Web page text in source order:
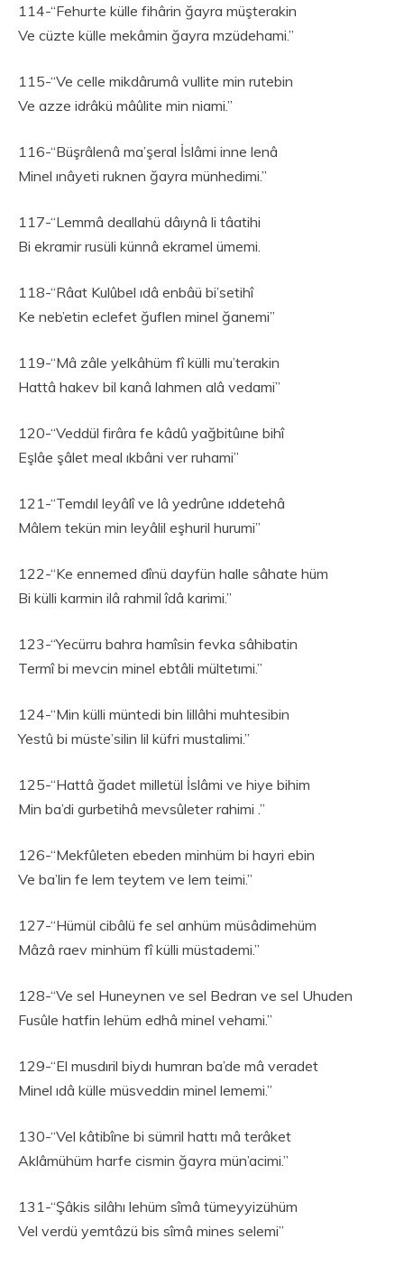
114-“Fehurte külle fihârin ğayra müşterakin
Ve cüzte külle mekâmin ğayra mzüdehami.”
115-“Ve celle mikdârumâ vullite min rutebin
Ve azze idrâkü mâûlite min niami.”
116-“Büşrâlenâ ma’şeral İslâmi inne lenâ
Minel ınâyeti ruknen ğayra münhedimi.”
117-“Lemmâ deallahü dâıynâ li tâatihi
Bi ekramir rusüli künnâ ekramel ümemi.
118-“Râat Kulûbel ıdâ enbâü bi’setihî
Ke neb’etin eclefet ğuflen minel ğanemi”
119-“Mâ zâle yelkâhüm fî külli mu’terakin
Hattâ hakev bil kanâ lahmen alâ vedami”
120-“Veddül firâra fe kâdû yağbitûıne bihî
Eşlâe şâlet meal ıkbâni ver ruhami”
121-“Temdıl leyâlî ve lâ yedrûne ıddetehâ
Mâlem tekün min leyâlil eşhuril hurumi”
122-“Ke ennemed dînü dayfün halle sâhate hüm
Bi külli karmin ilâ rahmil îdâ karimi.”
123-“Yecürru bahra hamîsin fevka sâhibatin
Termî bi mevcin minel ebtâli mültetımi.”
124-“Min külli müntedi bin lillâhi muhtesibin
Yestû bi müste’silin lil küfri mustalimi.”
125-“Hattâ ğadet milletül İslâmi ve hiye bihim
Min ba’di gurbetihâ mevsûleter rahimi .”
126-“Mekfûleten ebeden minhüm bi hayri ebin
Ve ba’lin fe lem teytem ve lem teimi.”
127-“Hümül cibâlü fe sel anhüm müsâdimehüm
Mâzâ raev minhüm fî külli müstademi.”
128-“Ve sel Huneynen ve sel Bedran ve sel Uhuden
Fusûle hatfin lehüm edhâ minel vehami.”
129-“El musdıril biydı humran ba’de mâ veradet
Minel ıdâ külle müsveddin minel lememi.”
130-“Vel kâtibîne bi sümril hattı mâ terâket
Aklâmühüm harfe cismin ğayra mün’acimi.”
131-“Şâkis silâhı lehüm sîmâ tümeyyizühüm
Vel verdü yemtâzü bis sîmâ mines selemi”